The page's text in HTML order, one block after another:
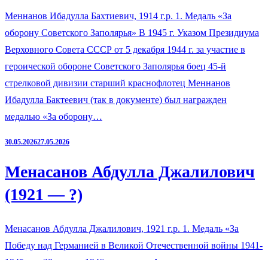
Меннанов Ибадулла Бахтиевич, 1914 г.р. 1. Медаль «За
оборону Советского Заполярья» В 1945 г. Указом Президиума
Верховного Совета СССР от 5 декабря 1944 г. за участие в
героической обороне Советского Заполярья боец 45-й
стрелковой дивизии старший краснофлотец Меннанов
Ибадулла Бактеевич (так в документе) был награжден
медалью «За оборону…
30.05.202627.05.2026
Менасанов Абдулла Джалилович
(1921 — ?)
Менасанов Абдулла Джалилович, 1921 г.р. 1. Медаль «За
Победу над Германией в Великой Отечественной войны 1941-